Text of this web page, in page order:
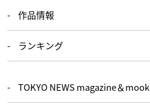
作品情報
ランキング
TOKYO NEWS magazine＆mook